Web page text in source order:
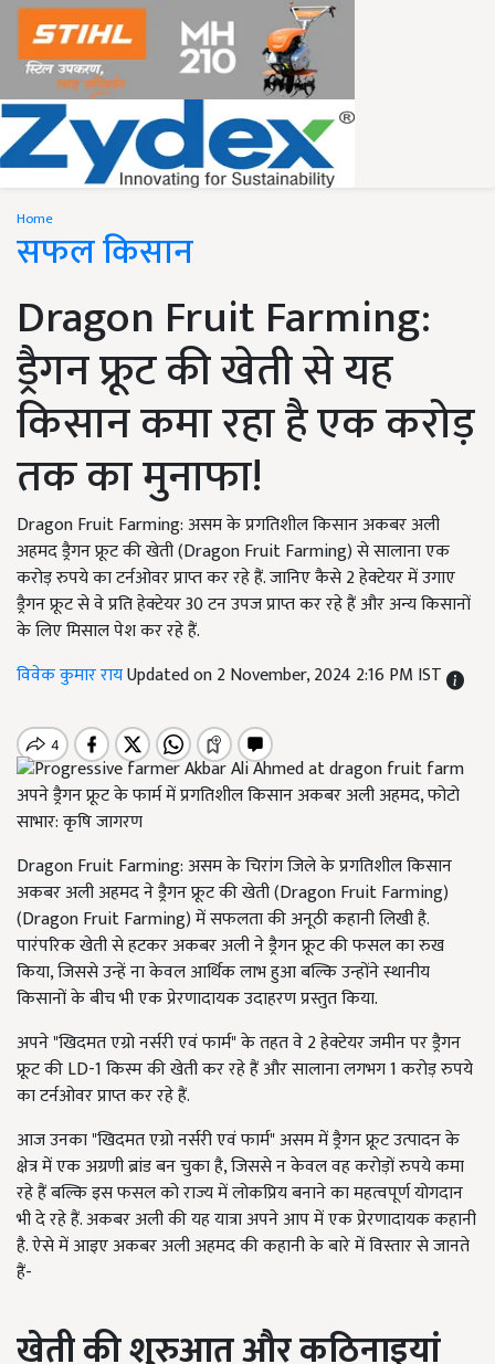
Home
सफल किसान
Dragon Fruit Farming:
ड्रैगन फ्रूट की खेती से यह
किसान कमा रहा है एक करोड़
तक का मुनाफा!
Dragon Fruit Farming: असम के प्रगतिशील किसान अकबर अली
अहमद ड्रैगन फ्रूट की खेती (Dragon Fruit Farming) से सालाना एक
करोड़ रुपये का टर्नओवर प्राप्त कर रहे हैं. जानिए कैसे 2 हेक्टेयर में उगाए
ड्रैगन फ्रूट से वे प्रति हेक्टेयर 30 टन उपज प्राप्त कर रहे हैं और अन्य किसानों
के लिए मिसाल पेश कर रहे हैं.
विवेक कुमार रायUpdated on 2 November, 2024 2:16 PM IST
अपने ड्रैगन फ्रूट के फार्म में प्रगतिशील किसान अकबर अली अहमद, फोटो
साभार: कृषि जागरण
Dragon Fruit Farming: असम के चिरांग जिले के प्रगतिशील किसान
अकबर अली अहमद ने ड्रैगन फ्रूट की खेती (Dragon Fruit Farming)
(Dragon Fruit Farming) में सफलता की अनूठी कहानी लिखी है.
पारंपरिक खेती से हटकर अकबर अली ने ड्रैगन फ्रूट की फसल का रुख
किया, जिससे उन्हें ना केवल आर्थिक लाभ हुआ बल्कि उन्होंने स्थानीय
किसानों के बीच भी एक प्रेरणादायक उदाहरण प्रस्तुत किया.
अपने "खिदमत एग्रो नर्सरी एवं फार्म" के तहत वे 2 हेक्टेयर जमीन पर ड्रैगन
फ्रूट की LD-1 किस्म की खेती कर रहे हैं और सालाना लगभग 1 करोड़ रुपये
का टर्नओवर प्राप्त कर रहे हैं.
आज उनका "खिदमत एग्रो नर्सरी एवं फार्म" असम में ड्रैगन फ्रूट उत्पादन के
क्षेत्र में एक अग्रणी ब्रांड बन चुका है, जिससे न केवल वह करोड़ों रुपये कमा
रहे हैं बल्कि इस फसल को राज्य में लोकप्रिय बनाने का महत्वपूर्ण योगदान
भी दे रहे हैं. अकबर अली की यह यात्रा अपने आप में एक प्रेरणादायक कहानी
है. ऐसे में आइए अकबर अली अहमद की कहानी के बारे में विस्तार से जानते
हैं-
खेती की शुरुआत और कठिनाइयां